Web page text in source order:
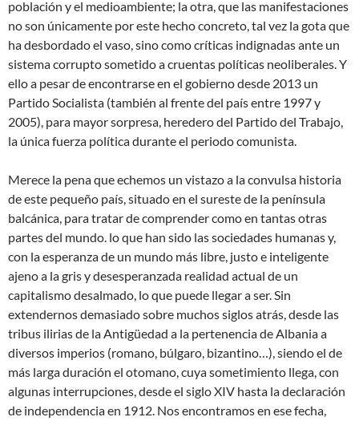
población y el medioambiente; la otra, que las manifestaciones
no son únicamente por este hecho concreto, tal vez la gota que
ha desbordado el vaso, sino como críticas indignadas ante un
sistema corrupto sometido a cruentas políticas neoliberales. Y
ello a pesar de encontrarse en el gobierno desde 2013 un
Partido Socialista (también al frente del país entre 1997 y
2005), para mayor sorpresa, heredero del Partido del Trabajo,
la única fuerza política durante el periodo comunista.
Merece la pena que echemos un vistazo a la convulsa historia
de este pequeño país, situado en el sureste de la península
balcánica, para tratar de comprender como en tantas otras
partes del mundo. lo que han sido las sociedades humanas y,
con la esperanza de un mundo más libre, justo e inteligente
ajeno a la gris y desesperanzada realidad actual de un
capitalismo desalmado, lo que puede llegar a ser. Sin
extendernos demasiado sobre muchos siglos atrás, desde las
tribus ilirias de la Antigüedad a la pertenencia de Albania a
diversos imperios (romano, búlgaro, bizantino…), siendo el de
más larga duración el otomano, cuya sometimiento llega, con
algunas interrupciones, desde el siglo XIV hasta la declaración
de independencia en 1912. Nos encontramos en ese fecha,